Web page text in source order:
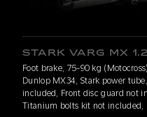
STARK VARG MX 1.2
Foot brake, 75-90 kg
Dunlop MX34, Stark power
included, Front disc guard not
Titanium bolts kit not included,